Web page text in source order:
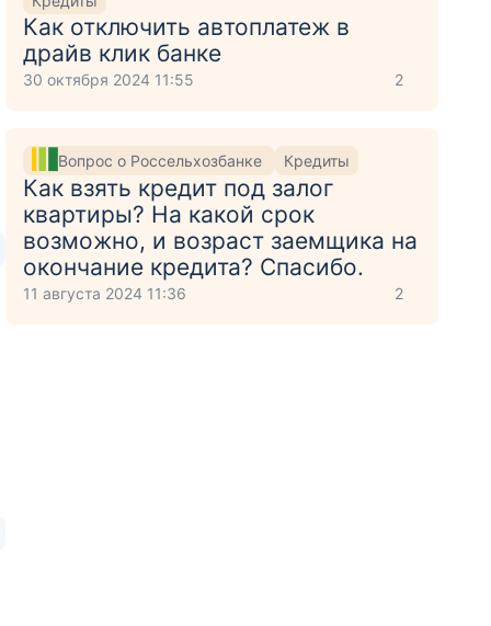
Как отключить автоплатеж в
драйв клик банке
30 октября 2024 11:55 2
Вопрос о Россельхозбанке Кредиты
Как взять кредит под залог
квартиры? На какой срок
возможно, и возраст заемщика на
окончание кредита? Спасибо.
11 августа 2024 11:36 2